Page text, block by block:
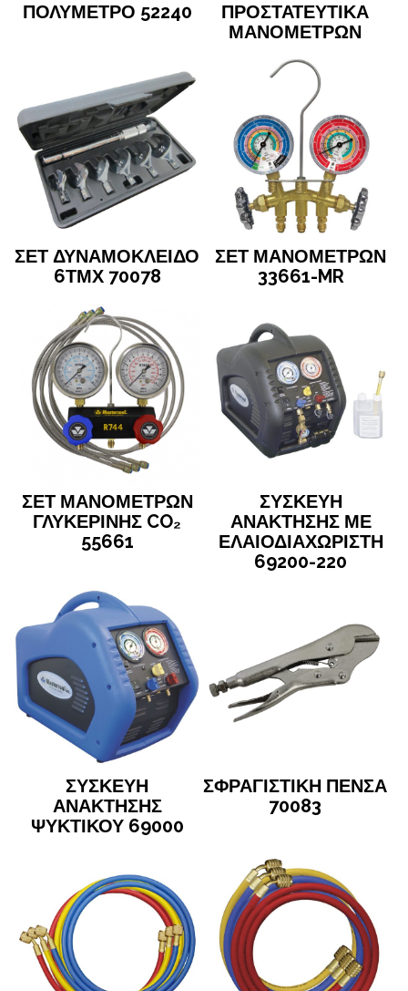
ΠΟΛΥΜΕΤΡΟ 52240
ΠΡΟΣΤΑΤΕΥΤΙΚΑ
ΜΑΝΟΜΕΤΡΩΝ
ΣΕΤ ΔΥΝΑΜΟΚΛΕΙΔΟ
6ΤΜΧ 70078
ΣΕΤ ΜΑΝΟΜΕΤΡΩΝ
33661-MR
ΣΕΤ ΜΑΝΟΜΕΤΡΩΝ
ΓΛΥΚΕΡΙΝΗΣ CO₂
55661
ΣΥΣΚΕΥΗ
ΑΝΑΚΤΗΣΗΣ ΜΕ
ΕΛΑΙΟΔΙΑΧΩΡΙΣΤΗ
69200-220
ΣΥΣΚΕΥΗ
ΑΝΑΚΤΗΣΗΣ
ΨΥΚΤΙΚΟΥ 69000
ΣΦΡΑΓΙΣΤΙΚΗ ΠΕΝΣΑ
70083